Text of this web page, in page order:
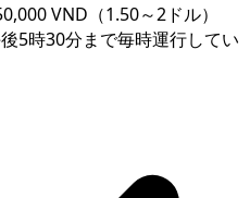
VND（1.50～2ドル）
5時30分まで毎時運行してい